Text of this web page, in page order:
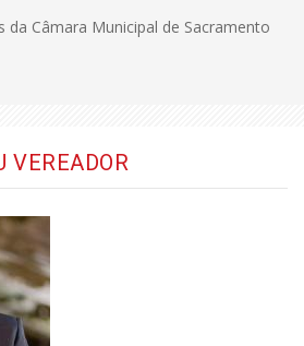
da Câmara Municipal de Sacramento
VEREADOR